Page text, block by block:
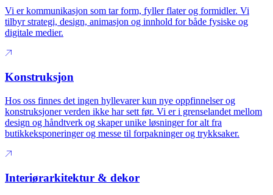
Vi er kommunikasjon som tar form, fyller flater og formidler. Vi
tilbyr strategi, design, animasjon og innhold for både fysiske og
digitale medier.
Konstruksjon
Hos oss finnes det ingen hyllevarer kun nye oppfinnelser og
konstruksjoner verden ikke har sett før. Vi er i grenselandet mellom
design og håndtverk og skaper unike løsninger for alt fra
butikkeksponeringer og messe til forpakninger og trykksaker.
Interiørarkitektur & dekor